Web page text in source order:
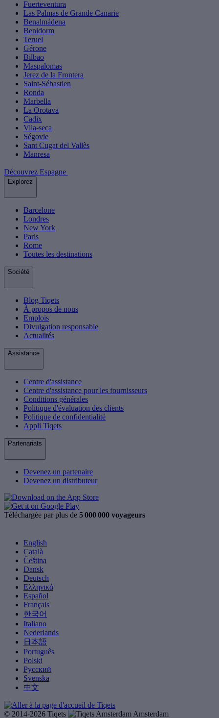
Fuerteventura
Las Palmas de Grande Canarie
Benalmádena
Benidorm
Teruel
Gérone
Bilbao
Maspalomas
Jerez de la Frontera
Saint-Sébastien
Ronda
Marbella
La Orotava
Cadix
Vila-seca
Ségovie
Sant Cugat del Vallès
Manresa
Découvrez Espagne
Explorez
Barcelone
Londres
New York
Paris
Rome
Toutes les destinations
Société
Blog Tiqets
À propos de nous
Emplois
Divulgation responsable
Actualités
Assistance
Centre d'assistance
Centre d'assistance pour les fournisseurs
Conditions générales
Politique d'évaluation des clients
Politique de confidentialité
Appli Tiqets
Partenariats
Devenez un partenaire
Devenez un distributeur
Téléchargée par plus de 5 000 000 voyageurs
English
Català
Čeština
Dansk
Deutsch
Ελληνικά
Español
Français
한국어
Italiano
Nederlands
日本語
Português
Polski
Русский
Svenska
中文
© 2014-2026 Tiqets
Amsterdam